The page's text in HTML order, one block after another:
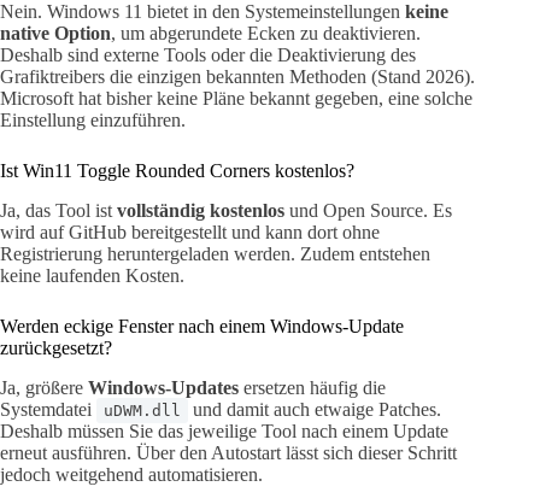
Nein. Windows 11 bietet in den Systemeinstellungen keine
native Option, um abgerundete Ecken zu deaktivieren.
Deshalb sind externe Tools oder die Deaktivierung des
Grafiktreibers die einzigen bekannten Methoden (Stand 2026).
Microsoft hat bisher keine Pläne bekannt gegeben, eine solche
Einstellung einzuführen.
Ist Win11 Toggle Rounded Corners kostenlos?
Ja, das Tool ist vollständig kostenlos und Open Source. Es
wird auf GitHub bereitgestellt und kann dort ohne
Registrierung heruntergeladen werden. Zudem entstehen
keine laufenden Kosten.
Werden eckige Fenster nach einem Windows-Update
zurückgesetzt?
Ja, größere Windows-Updates ersetzen häufig die
Systemdatei
uDWM.dll
und damit auch etwaige Patches.
Deshalb müssen Sie das jeweilige Tool nach einem Update
erneut ausführen. Über den Autostart lässt sich dieser Schritt
jedoch weitgehend automatisieren.